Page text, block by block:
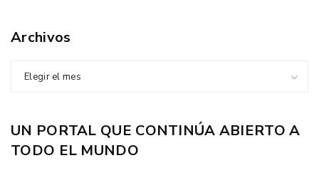
Archivos
Elegir el mes
UN PORTAL QUE CONTINÚA ABIERTO A
TODO EL MUNDO